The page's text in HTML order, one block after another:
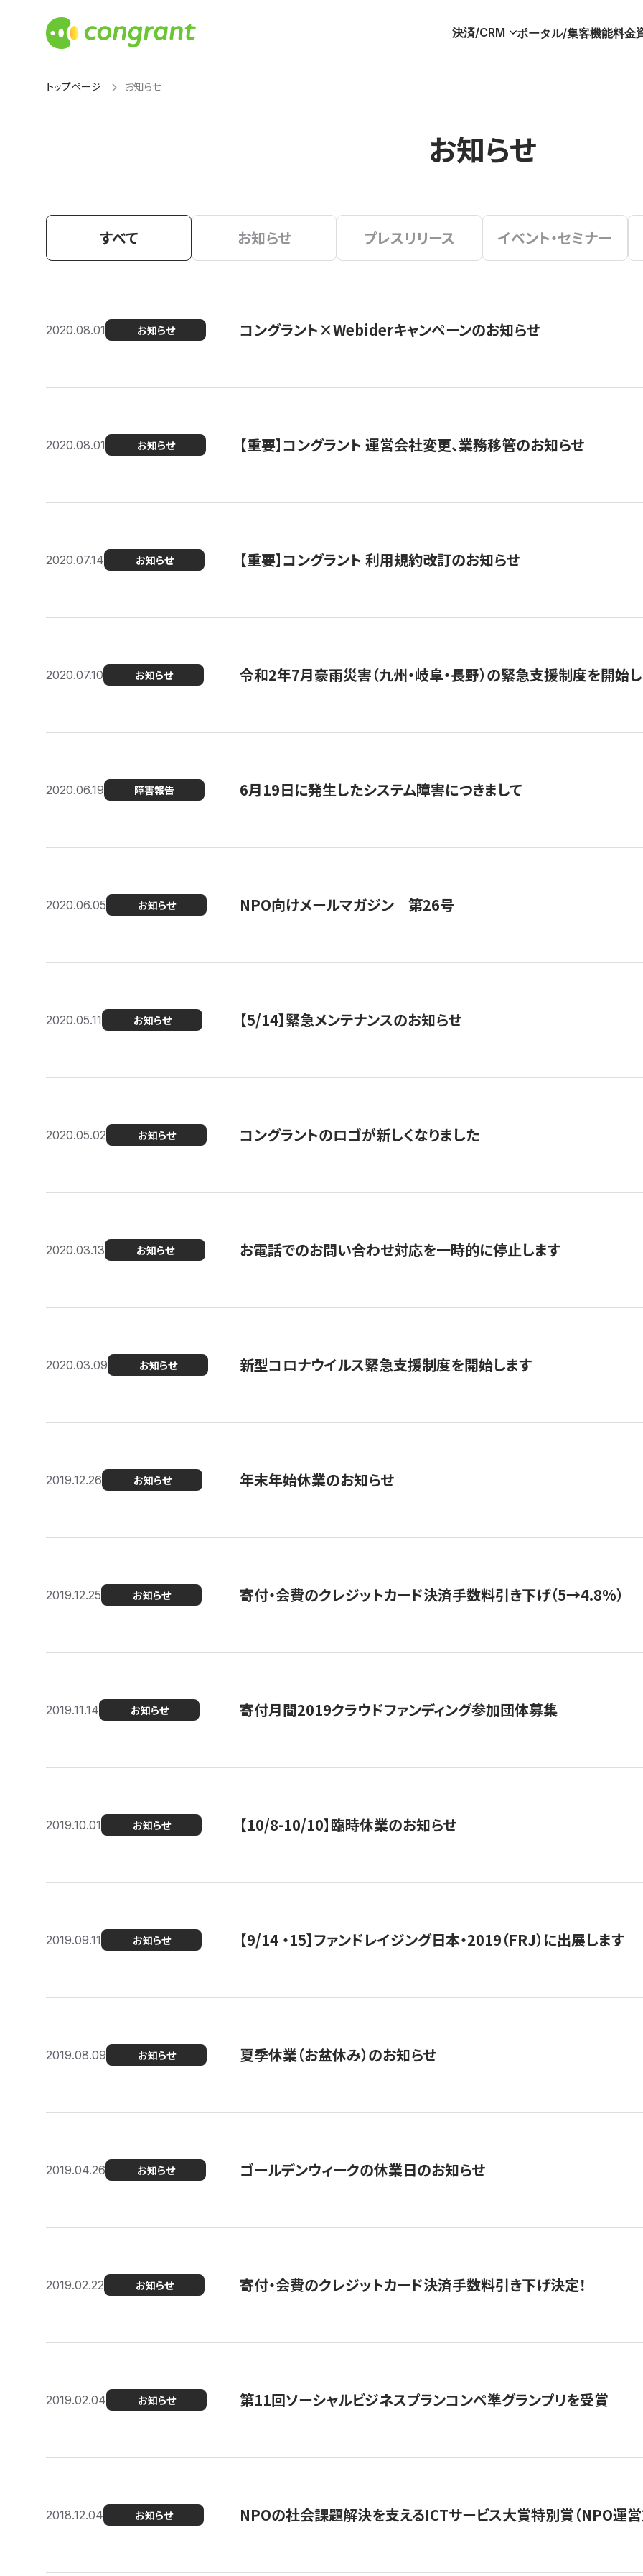
決済/CRM ポータル/集客機能料金
トップページ お知らせ
お知らせ
すべて お知らせ プレスリリース イベント・セミナー
2020.08.01 お知らせ コングラント×Webiderキャンペーンのお知らせ
2020.08.01 お知らせ 【重要】コングラント 運営会社変更、業務移管のお知らせ
2020.07.14 お知らせ 【重要】コングラント 利用規約改訂のお知らせ
2020.07.10 お知らせ 令和2年7月豪雨災害（九州・岐阜・長野）の緊急支援制度を開始
2020.06.19 障害報告 6月19日に発生したシステム障害につきまして
2020.06.05 お知らせ NPO向けメールマガジン 第26号
2020.05.11 お知らせ 【5/14】緊急メンテナンスのお知らせ
2020.05.02 お知らせ コングラントのロゴが新しくなりました
2020.03.13 お知らせ お電話でのお問い合わせ対応を一時的に停止します
2020.03.09 お知らせ 新型コロナウイルス緊急支援制度を開始します
2019.12.26 お知らせ 年末年始休業のお知らせ
2019.12.25 お知らせ 寄付・会費のクレジットカード決済手数料引き下げ（5→4.8%）
2019.11.14 お知らせ 寄付月間2019クラウドファンディング参加団体募集
2019.10.01 お知らせ 【10/8-10/10】臨時休業のお知らせ
2019.09.11 お知らせ 【9/14 ・15】ファンドレイジング日本・2019（FRJ）に出展します
2019.08.09 お知らせ 夏季休業（お盆休み）のお知らせ
2019.04.26 お知らせ ゴールデンウィークの休業日のお知らせ
2019.02.22 お知らせ 寄付・会費のクレジットカード決済手数料引き下げ決定！
2019.02.04 お知らせ 第11回ソーシャルビジネスプランコンペ準グランプリを受賞
2018.12.04 お知らせ NPOの社会課題解決を支えるICTサービス大賞特別賞（NPO運